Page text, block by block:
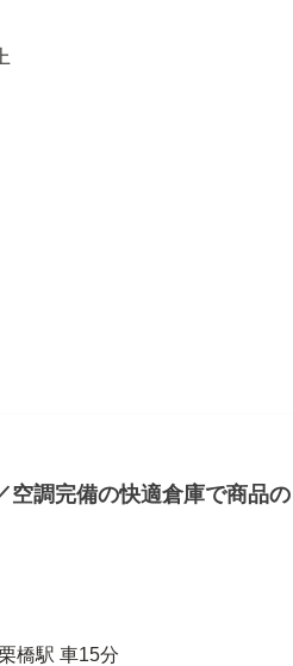
空調完備の快適倉庫で商品
橋駅 車15分